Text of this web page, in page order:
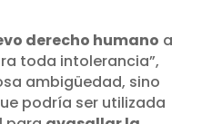
derecho humano a
toda intolerancia”,
ambigüedad, sino
podría ser utilizada